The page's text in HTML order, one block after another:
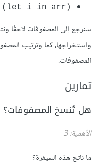
(let i in arr)‎
سنرجع إلى المصفوفات لاحقًا
واستخراجها، كما وترتيب
المصفوفات.
تمارين
هل تُنسخ المصفوفات؟
الأهمية: 3
ما ناتج هذه الشيفرة؟